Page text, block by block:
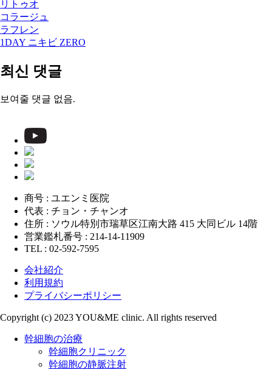
リトゥオ
コラージュ
ラフレン
1DAY ニキビ ZERO
최신 댓글
보여줄 댓글 없음.
商号 : ユエンミ医院
代表 : チョン・チャンオ
住所 : ソウル特別市瑞草区江南大路 415 大同ビル 14階
営業鑑札番号 : 214-14-11909
TEL : 02-592-7595
会社紹介
利用規約
プライバシーポリシー
Copyright (c) 2023 YOU&ME clinic. All rights reserved
Close
幹細胞の治療
幹細胞クリニック
幹細胞の静脈注射